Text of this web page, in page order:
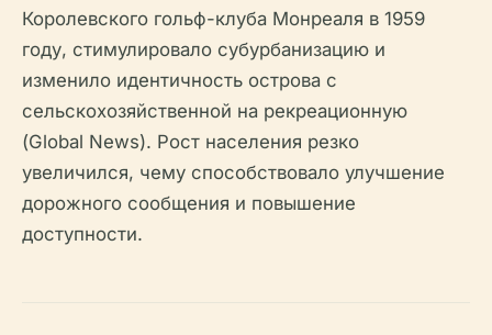
Королевского гольф-клуба Монреаля в 1959
году, стимулировало субурбанизацию и
изменило идентичность острова с
сельскохозяйственной на рекреационную
(Global News). Рост населения резко
увеличился, чему способствовало улучшение
дорожного сообщения и повышение
доступности.